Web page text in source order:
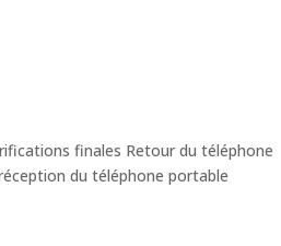
finales Retour du téléphone
du téléphone portable